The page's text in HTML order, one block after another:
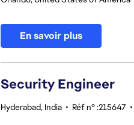
En savoir plus
Security Engineer
Hyderabad, India • Réf n° :215647 •